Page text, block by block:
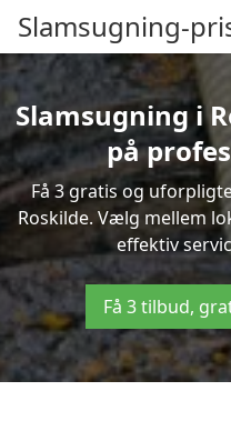
Slamsugning-
Slamsugning i
på
Få 3 gratis og
Roskilde. Vælg mellem
effektiv
Få 3 tilbud,